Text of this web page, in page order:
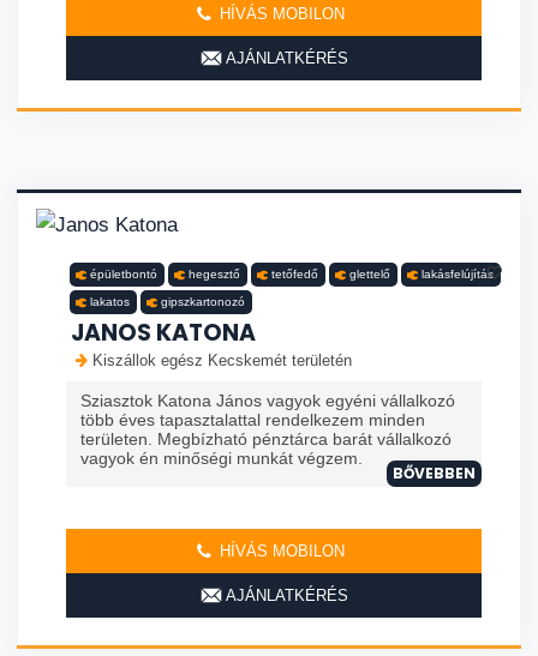
HÍVÁS MOBILON
AJÁNLATKÉRÉS
épületbontó hegesztő tetőfedő glettelő lakásfelújítás
lakatos gipszkartonozó
JANOS KATONA
Kiszállok egész Kecskemét területén
Sziasztok Katona János vagyok egyéni vállalkozó
több éves tapasztalattal rendelkezem minden
területen. Megbízható pénztárca barát vállalkozó
vagyok én minőségi munkát végzem.
BŐVEBBEN
HÍVÁS MOBILON
AJÁNLATKÉRÉS